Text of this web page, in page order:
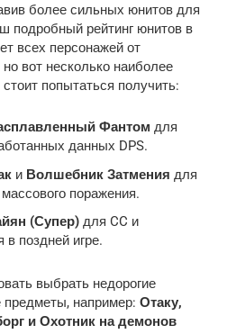
более сильных юнитов для
подробный рейтинг юнитов в
всех персонажей от
вот несколько наиболее
попытаться получить:
Фантом для
данных DPS.
и Волшебник Затмения для
поражения.
(Супер) для CC и
поздней игре.
выбрать недорогие
предметы, например: Отаку,
и Охотник на демонов